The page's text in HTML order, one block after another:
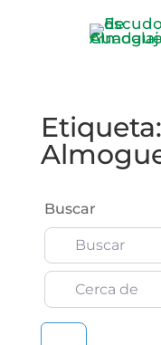
Buscar
Cerca de